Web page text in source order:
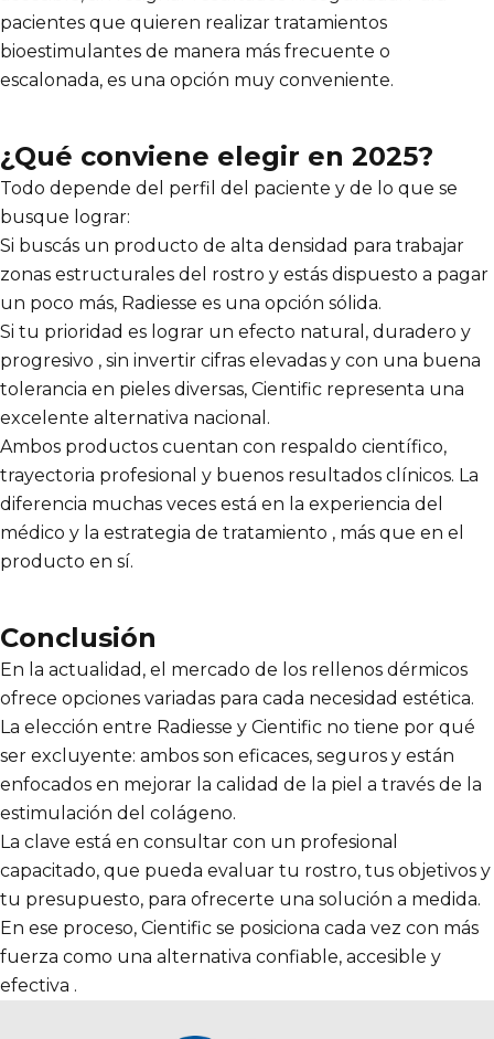
pacientes que quieren realizar tratamientos
bioestimulantes de manera más frecuente o
escalonada, es una opción muy conveniente.
¿Qué conviene elegir en 2025?
Todo depende del perfil del paciente y de lo que se
busque lograr:
Si buscás un producto de alta densidad para trabajar
zonas estructurales del rostro y estás dispuesto a pagar
un poco más, Radiesse es una opción sólida.
Si tu prioridad es lograr un efecto natural, duradero y
progresivo , sin invertir cifras elevadas y con una buena
tolerancia en pieles diversas, Cientific representa una
excelente alternativa nacional.
Ambos productos cuentan con respaldo científico,
trayectoria profesional y buenos resultados clínicos. La
diferencia muchas veces está en la experiencia del
médico y la estrategia de tratamiento , más que en el
producto en sí.
Conclusión
En la actualidad, el mercado de los rellenos dérmicos
ofrece opciones variadas para cada necesidad estética.
La elección entre Radiesse y Cientific no tiene por qué
ser excluyente: ambos son eficaces, seguros y están
enfocados en mejorar la calidad de la piel a través de la
estimulación del colágeno.
La clave está en consultar con un profesional
capacitado, que pueda evaluar tu rostro, tus objetivos y
tu presupuesto, para ofrecerte una solución a medida.
En ese proceso, Cientific se posiciona cada vez con más
fuerza como una alternativa confiable, accesible y
efectiva .